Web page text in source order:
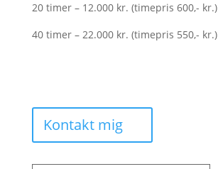
20 timer – 12.000 kr. (timepris 600,- kr.)
40 timer – 22.000 kr. (timepris 550,- kr.)
Kontakt mig